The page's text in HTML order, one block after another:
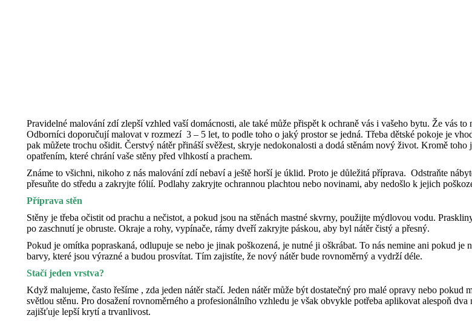
Pravidelné malování zdí zlepší vzhled vaší domácnosti, ale také může přispět k ochraně vás i vašeho bytu. Že vás to
Odborníci doporučují malovat v rozmezí 3 – 5 let, to podle toho o jaký prostor se jedná. Třeba dětské pokoje je
pak můžete trochu ošidit. Čerstvý nátěr přináší svěžest, skryje nedokonalosti a dodá stěnám nový život. Kromě toho
opatřením, které chrání vaše stěny před vlhkostí a prachem.
Známe to všichni, nikoho z nás malování zdí nebaví a ještě horší je úklid. Proto je důležitá příprava. Odstraňte
přesuňte do středu a zakryjte fólií. Podlahy zakryjte ochrannou plachtou nebo novinami, aby nedošlo k jejich
Příprava stěn
Stěny je třeba očistit od prachu a nečistot, a pokud jsou na stěnách mastné skvrny, použijte mýdlovou vodu.
po zaschnutí je obruste. Okraje a rohy, vypínače, rámy dveří zakryjte páskou, aby byl nátěr čistý a přesný.
Pokud je omítka popraskaná, odlupuje se nebo je jinak poškozená, je nutné ji oškrábat. To nás nemine ani pokud je
barvy, které jsou výrazné a budou prosvítat. Tím zajistíte, že nový nátěr bude rovnoměrný a vydrží déle.
Stačí jeden vrstva?
Když malujeme, často řešíme , zda jeden nátěr stačí. Jeden nátěr může být dostatečný pro malé opravy nebo pokud
světlou stěnu. Pro dosažení rovnoměrného a profesionálního vzhledu je však obvykle potřeba aplikovat alespoň dva
zajišťuje lepší krytí a trvanlivost.